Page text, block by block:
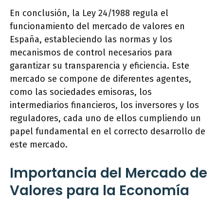
En conclusión, la Ley 24/1988 regula el
funcionamiento del mercado de valores en
España, estableciendo las normas y los
mecanismos de control necesarios para
garantizar su transparencia y eficiencia. Este
mercado se compone de diferentes agentes,
como las sociedades emisoras, los
intermediarios financieros, los inversores y los
reguladores, cada uno de ellos cumpliendo un
papel fundamental en el correcto desarrollo de
este mercado.
Importancia del Mercado de
Valores para la Economía